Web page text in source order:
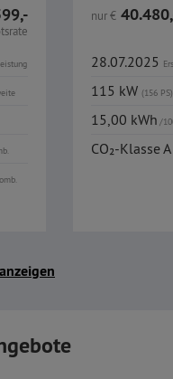
nur€
28.07.2025
115 kW (156 PS)
15,00 kWh/
CO₂-Klasse A